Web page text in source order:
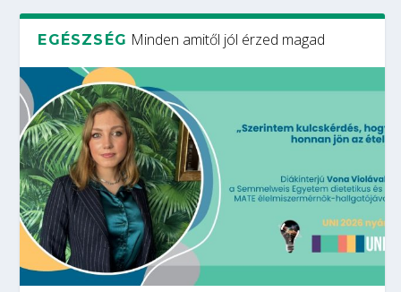
EGÉSZSÉG Minden amitől jól érzed magad